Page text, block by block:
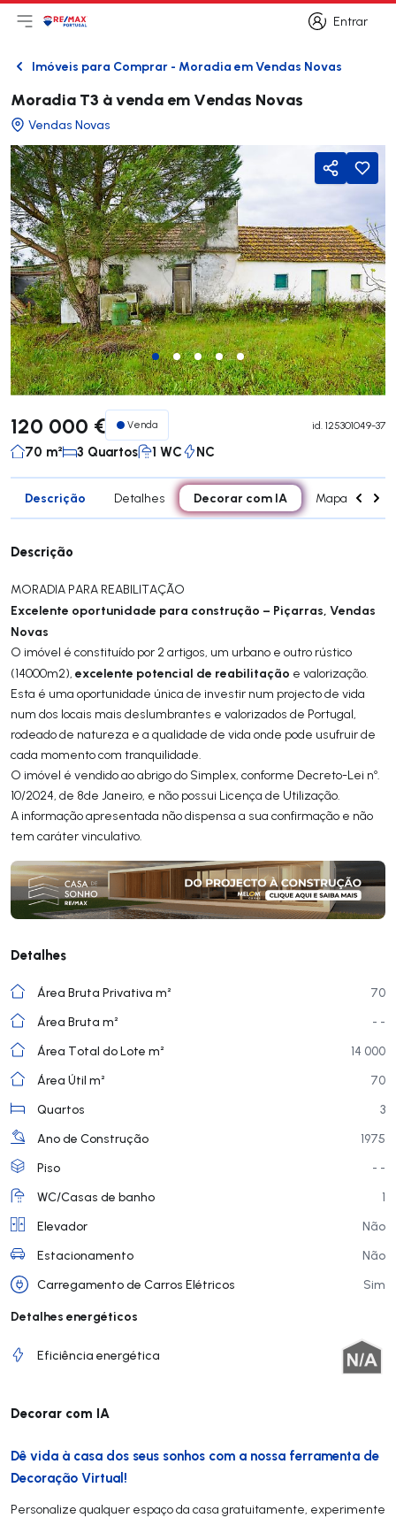
Entrar
Entrar
Abri menu principal
LogoIr para página inicial
VoltarImóveis para Comprar - Moradia em Vendas Novas
Moradia T3 à venda em Vendas Novas
Vendas Novas
Partilhar
120 000 € Venda id. 125301049-37
70 m² 3 Quartos 1 WC NC
Descrição Detalhes Decorar com IA Mapa
Descrição
MORADIA PARA REABILITAÇÃO
Excelente oportunidade para construção – Piçarras, Vendas
Novas
O imóvel é constituído por 2 artigos, um urbano e outro rústico
(14000m2), excelente potencial de reabilitação e valorização.
Esta é uma oportunidade única de investir num projecto de vida
num dos locais mais deslumbrantes e valorizados de Portugal,
rodeado de natureza e a qualidade de vida onde pode usufruir de
cada momento com tranquilidade.
O imóvel é vendido ao abrigo do Simplex, conforme Decreto-Lei nº.
10/2024, de 8de Janeiro, e não possui Licença de Utilização.
A informação apresentada não dispensa a sua confirmação e não
tem caráter vinculativo.
Detalhes
Área Bruta Privativa m²
70
Área Bruta m²
- -
Área Total do Lote m²
14 000
Área Útil m²
70
Quartos
3
Ano de Construção
1975
Piso
- -
WC/Casas de banho
1
Elevador
Não
Estacionamento
Não
Carregamento de Carros Elétricos
Sim
Detalhes energéticos
Eficiência energética
Decorar com IA
Dê vida à casa dos seus sonhos com a nossa ferramenta de
Decoração Virtual!
Personalize qualquer espaço da casa gratuitamente, experimente